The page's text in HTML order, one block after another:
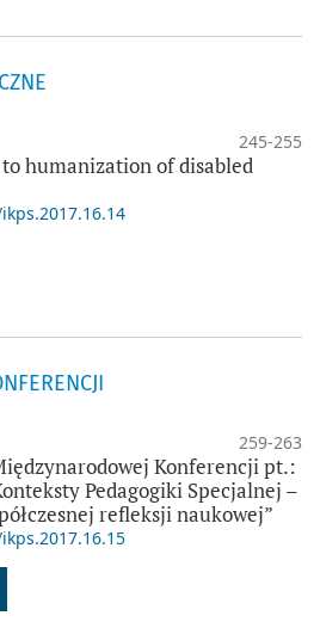
245-255
humanization of disabled
259-263
Konferencji pt.:
Pedagogiki Specjalnej –
refleksji naukowej”